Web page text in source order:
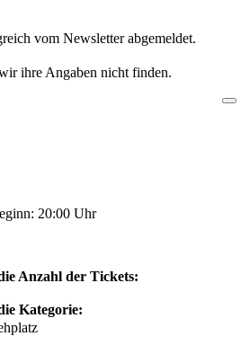
vom Newsletter abgemeldet.
ihre Angaben nicht finden.
20:00 Uhr
Anzahl der Tickets:
Kategorie: